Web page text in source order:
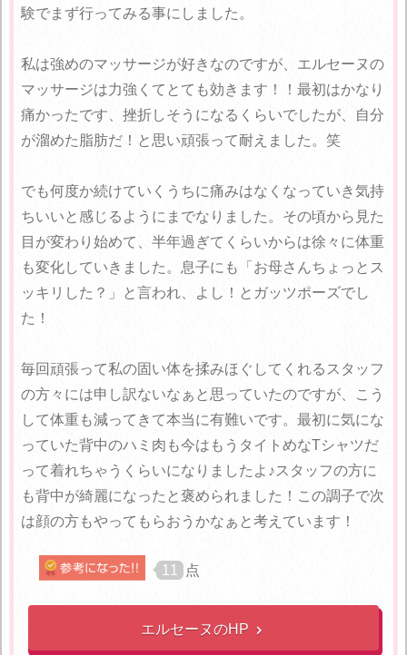
験でまず行ってみる事にしました。
私は強めのマッサージが好きなのですが、エルセーヌの
マッサージは力強くてとても効きます！！最初はかなり
痛かったです、挫折しそうになるくらいでしたが、自分
が溜めた脂肪だ！と思い頑張って耐えました。笑
でも何度か続けていくうちに痛みはなくなっていき気持
ちいいと感じるようにまでなりました。その頃から見た
目が変わり始めて、半年過ぎてくらいからは徐々に体重
も変化していきました。息子にも「お母さんちょっとス
ッキリした？」と言われ、よし！とガッツポーズでし
た！
毎回頑張って私の固い体を揉みほぐしてくれるスタッフ
の方々には申し訳ないなぁと思っていたのですが、こう
して体重も減ってきて本当に有難いです。最初に気にな
っていた背中のハミ肉も今はもうタイトめなTシャツだ
って着れちゃうくらいになりましたよ♪スタッフの方に
も背中が綺麗になったと褒められました！この調子で次
は顔の方もやってもらおうかなぁと考えています！
11 点
エルセーヌのHP 